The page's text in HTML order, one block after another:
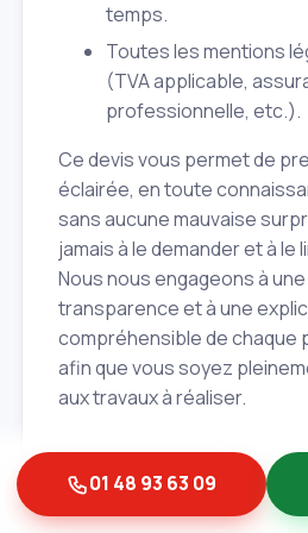
temps.
Toutes les mentions
(TVA applicable,
professionnelle, etc.).
Ce devis vous permet de
éclairée, en toute
sans aucune mauvaise
jamais à le demander et à
Nous nous engageons à
transparence et à une
compréhensible de chaque
afin que vous soyez
aux travaux à réaliser.
01 48 93 63 09